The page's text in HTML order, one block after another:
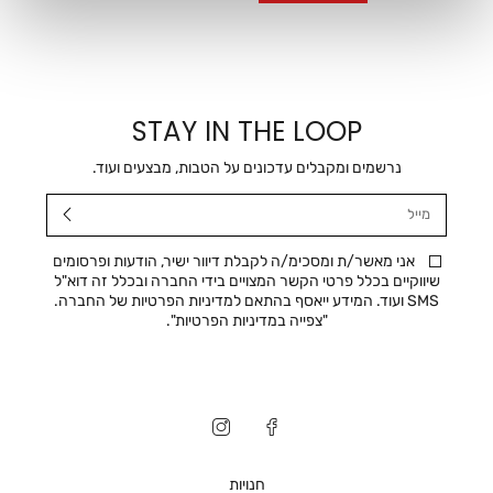
STAY IN THE LOOP
נרשמים ומקבלים עדכונים על הטבות, מבצעים ועוד.
אני מאשר/ת ומסכימ/ה לקבלת דיוור ישיר, הודעות ופרסומים
שיווקיים בכלל פרטי הקשר המצויים בידי החברה ובכלל זה דוא"ל
SMS ועוד. המידע ייאסף בהתאם למדיניות הפרטיות של החברה.
"צפייה במדיניות הפרטיות".
חנויות